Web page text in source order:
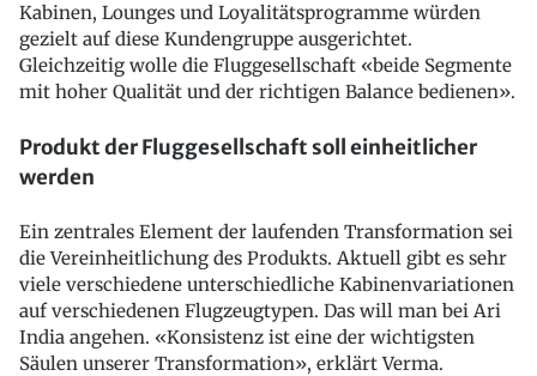
Kabinen, Lounges und Loyalitätsprogramme würden
gezielt auf diese Kundengruppe ausgerichtet.
Gleichzeitig wolle die Fluggesellschaft «beide Segmente
mit hoher Qualität und der richtigen Balance bedienen».
Produkt der Fluggesellschaft soll einheitlicher
werden
Ein zentrales Element der laufenden Transformation sei
die Vereinheitlichung des Produkts. Aktuell gibt es sehr
viele verschiedene unterschiedliche Kabinenvariationen
auf verschiedenen Flugzeugtypen. Das will man bei Ari
India angehen. «Konsistenz ist eine der wichtigsten
Säulen unserer Transformation», erklärt Verma.